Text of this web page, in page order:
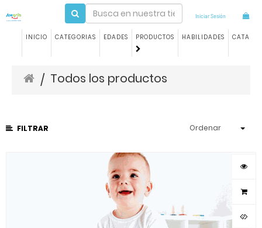
Iniciar Sesión
INICIO CATEGORIAS EDADES PRODUCTOS HABILIDADES
/ Todos los productos
FILTRAR Ordenar